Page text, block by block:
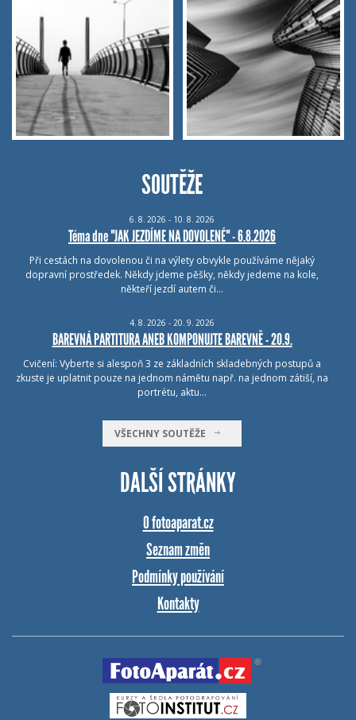
SOUTĚŽE
6. 8. 2026 - 10. 8. 2026
Téma dne "JAK JEZDÍME NA DOVOLENÉ" - 6.8.2026
Při cestách na dovolenou či na výlety obvykle používáme nějaký
dopravní prostředek. Někdy jdeme pěšky, někdy jedeme na kole,
někteří jezdí autem či…
4. 8. 2026 - 20. 9. 2026
BAREVNÁ PARTITURA ANEB KOMPONUJTE BAREVNĚ - 20.9.
Cvičení: Vyberte si alespoň 3 ze základních skladebných postupů a
zkuste je uplatnit pouze na jednom námětu např. na jednom zátiší, na
portrétu, aktu…
VŠECHNY SOUTĚŽE
DALŠÍ STRÁNKY
O fotoaparat.cz
Seznam změn
Podmínky používání
Kontakty